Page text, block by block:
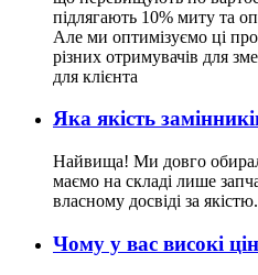
підлягають 10% миту та
Але ми оптимізуємо ці
різних отримувачів для
для клієнта
Яка якість
Найвища! Ми довго
маємо на складі лише
власному досвіді за якістю.
Чому у вас високі